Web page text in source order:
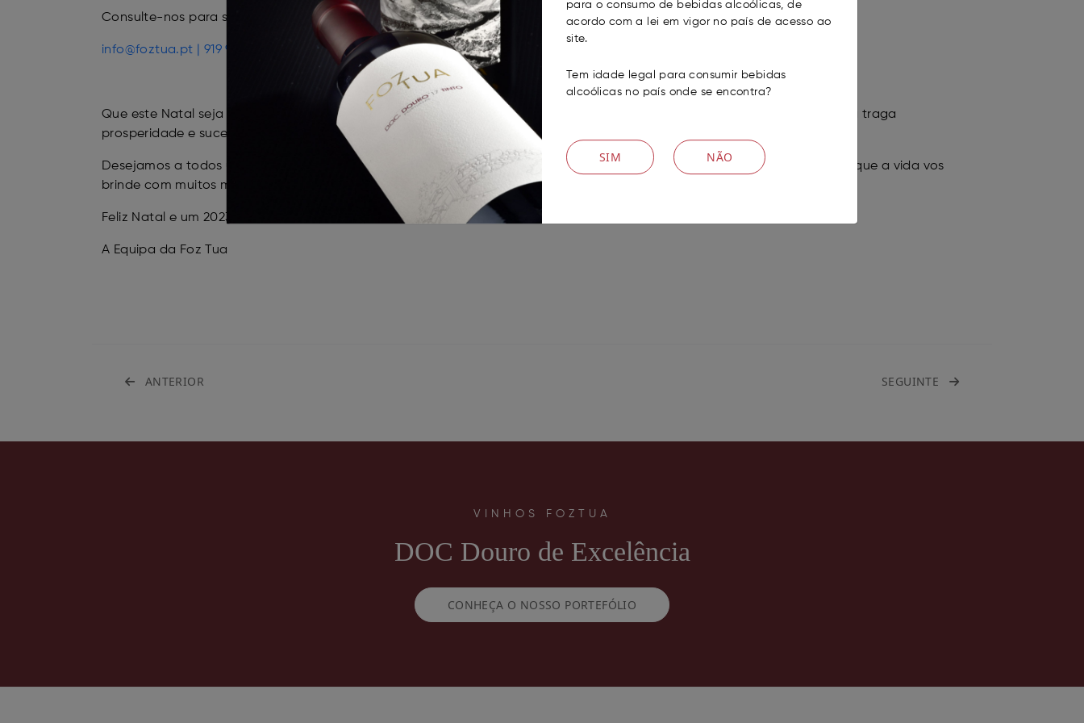
para o consumo de bebidas alcoólicas, de
acordo com a lei em vigor no país de acesso ao
site.
Tem idade legal para consumir bebidas
alcoólicas no país onde se encontra?
SIM NÃO
Consulte-nos para saber mais!
info@foztua.pt | 919 995 548
Que este Natal seja repleto de alegria, amor e união junto das vossas famílias e amigos. E que o novo ano que se avizinha traga
prosperidade e sucesso. A vossa confiança é o nosso maior presente, e somos profundamente gratos por isso.
Desejamos a todos um Natal mágico e um próspero Ano Novo. Que os vossos copos estejam sempre cheios de alegria e que a vida vos
brinde com muitos motivos para celebrar.
Feliz Natal e um 2023 cheio de realizações!
A Equipa da Foz Tua
ANTERIOR SEGUINTE
VINHOS FOZTUA
DOC Douro de Excelência
CONHEÇA O NOSSO PORTEFÓLIO